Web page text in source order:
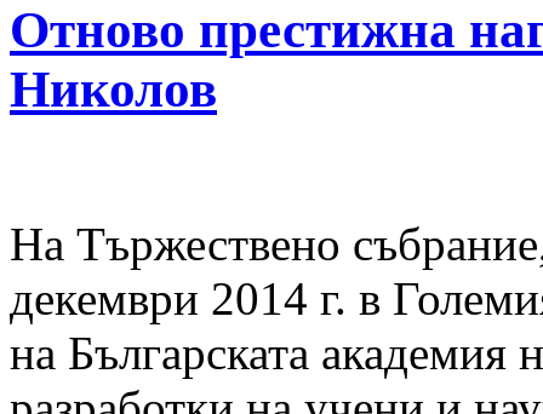
Отново престижна
Николов
На Тържествено
декември 2014 г. в
на Българската академия